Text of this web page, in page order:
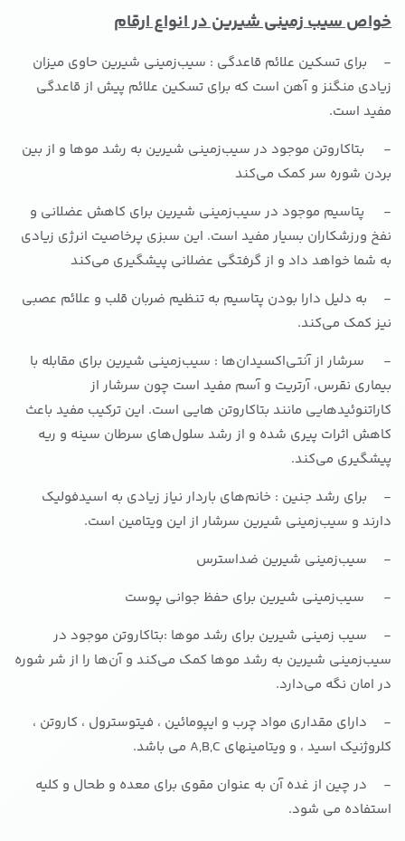
خواص سیب زمینی شیرین در انواع ارقام
- برای تسکین علائم قاعدگی : سیب‌زمینی شیرین حاوی میزان
زیادی منگنز و آهن است که برای تسکین علائم پیش از قاعدگی
مفید است.
- بتاکاروتن موجود در سیب‌زمینی شیرین به رشد موها و از بین
بردن شوره سر کمک می‌کند
- پتاسیم موجود در سیب‌زمینی شیرین برای کاهش عضلانی و
نفخ ورزشکاران بسیار مفید است. این سبزی پرخاصیت انرژی زیادی
به شما خواهد داد و از گرفتگی عضلانی پیشگیری می‌کند
- به دلیل دارا بودن پتاسیم به تنظیم ضربان قلب و علائم عصبی
نیز کمک می‌کند.
- سرشار از آنتی‌اکسیدان‌ها : سیب‌زمینی شیرین برای مقابله با
بیماری نقرس، آرتریت و آسم مفید است چون سرشار از
کاراتنوئیدهایی مانند بتاکاروتن هایی است. این ترکیب مفید باعث
کاهش اثرات پیری شده و از رشد سلول‌های سرطان سینه و ریه
پیشگیری می‌کند.
- برای رشد جنین : خانم‌های باردار نیاز زیادی به اسیدفولیک
دارند و سیب‌زمینی شیرین سرشار از این ویتامین است.
- سیب‌زمینی شیرین ضداسترس
- سیب‌زمینی شیرین برای حفظ جوانی پوست
- سیب زمینی شیرین برای رشد موها :بتاکاروتن موجود در
سیب‌زمینی شیرین به رشد موها کمک می‌کند و آن‌ها را از شر شوره
در امان نگه می‌دارد.
- دارای مقداری مواد چرب و ایپومائین ، فیتوسترول ، کاروتن ،
کلروژنیک اسید ، و ویتامینهای A,B,C می باشد.
- در چین از غده آن به عنوان مقوی برای معده و طحال و کلیه
استفاده می شود.